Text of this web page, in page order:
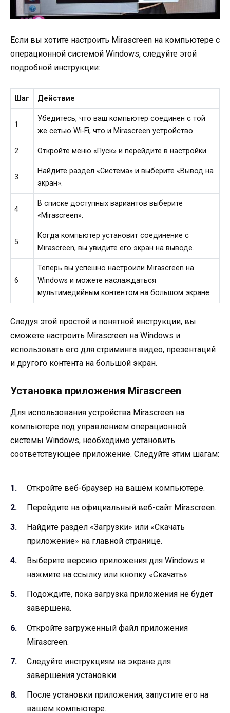
Если вы хотите настроить Mirascreen на компьютере с
операционной системой Windows, следуйте этой
подробной инструкции:
Шаг Действие
1
Убедитесь, что ваш компьютер соединен с той
же сетью Wi-Fi, что и Mirascreen устройство.
2 Откройте меню «Пуск» и перейдите в настройки.
3
Найдите раздел «Система» и выберите «Вывод на
экран».
4
В списке доступных вариантов выберите
«Mirascreen».
5
Когда компьютер установит соединение с
Mirascreen, вы увидите его экран на выводе.
6
Теперь вы успешно настроили Mirascreen на
Windows и можете наслаждаться
мультимедийным контентом на большом экране.
Следуя этой простой и понятной инструкции, вы
сможете настроить Mirascreen на Windows и
использовать его для стриминга видео, презентаций
и другого контента на большой экран.
Установка приложения Mirascreen
Для использования устройства Mirascreen на
компьютере под управлением операционной
системы Windows, необходимо установить
соответствующее приложение. Следуйте этим шагам:
Откройте веб-браузер на вашем компьютере.
Перейдите на официальный веб-сайт Mirascreen.
Найдите раздел «Загрузки» или «Скачать
приложение» на главной странице.
Выберите версию приложения для Windows и
нажмите на ссылку или кнопку «Скачать».
Подождите, пока загрузка приложения не будет
завершена.
Откройте загруженный файл приложения
Mirascreen.
Следуйте инструкциям на экране для
завершения установки.
После установки приложения, запустите его на
вашем компьютере.